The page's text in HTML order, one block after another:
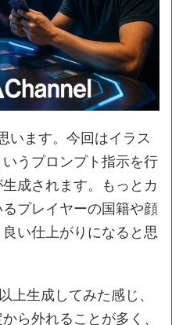
います。今回はイラス
うプロンプト指示を行
成されます。もっとカ
プレイヤーの国籍や顔
い仕上がりになると思
上生成してみた感じ、
ら外れることが多く、